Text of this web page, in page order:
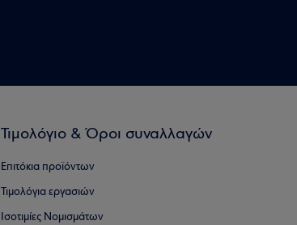
Τιμολόγιο & Όροι συναλλαγών
Επιτόκια προϊόντων
Τιμολόγια εργασιών
Ισοτιμίες Νομισμάτων